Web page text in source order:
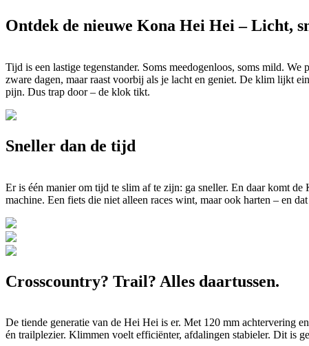
Ontdek de nieuwe Kona Hei Hei – Licht,
Tijd is een lastige tegenstander. Soms meedogenloos, soms mild.
zware dagen, maar raast voorbij als je lacht en geniet. De klim lijkt
pijn. Dus trap door – de klok tikt.
Sneller dan de tijd
Er is één manier om tijd te slim af te zijn: ga sneller. En daar komt
machine. Een fiets die niet alleen races wint, maar ook harten – en
Crosscountry? Trail? Alles daartussen.
De tiende generatie van de Hei Hei is er. Met 120 mm achtervering
én trailplezier. Klimmen voelt efficiënter, afdalingen stabieler. Dit is